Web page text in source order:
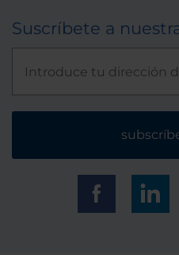
Suscríbete a